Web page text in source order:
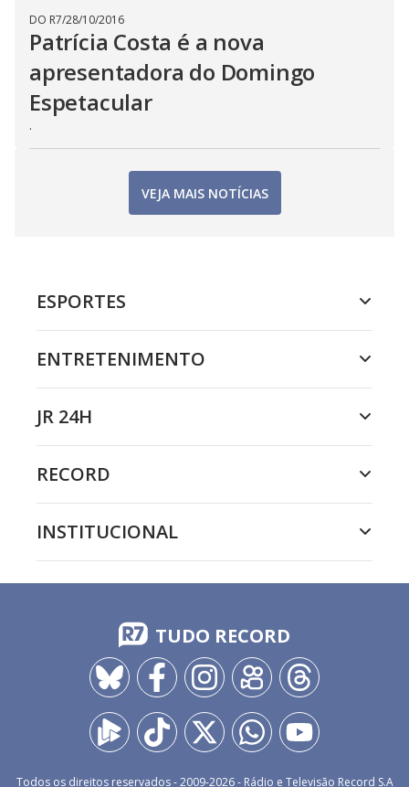
DO R7/28/10/2016
Patrícia Costa é a nova
apresentadora do Domingo
Espetacular
.
VEJA MAIS NOTÍCIAS
ESPORTES
ENTRETENIMENTO
JR 24H
RECORD
INSTITUCIONAL
TUDO RECORD
Todos os direitos reservados - 2009-2026- Rádio e Televisão Record S.A